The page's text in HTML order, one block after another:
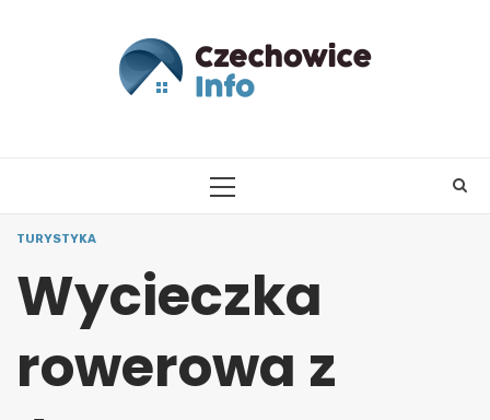
PRIMARY
TURYSTYKA
Wycieczka
rowerowa z